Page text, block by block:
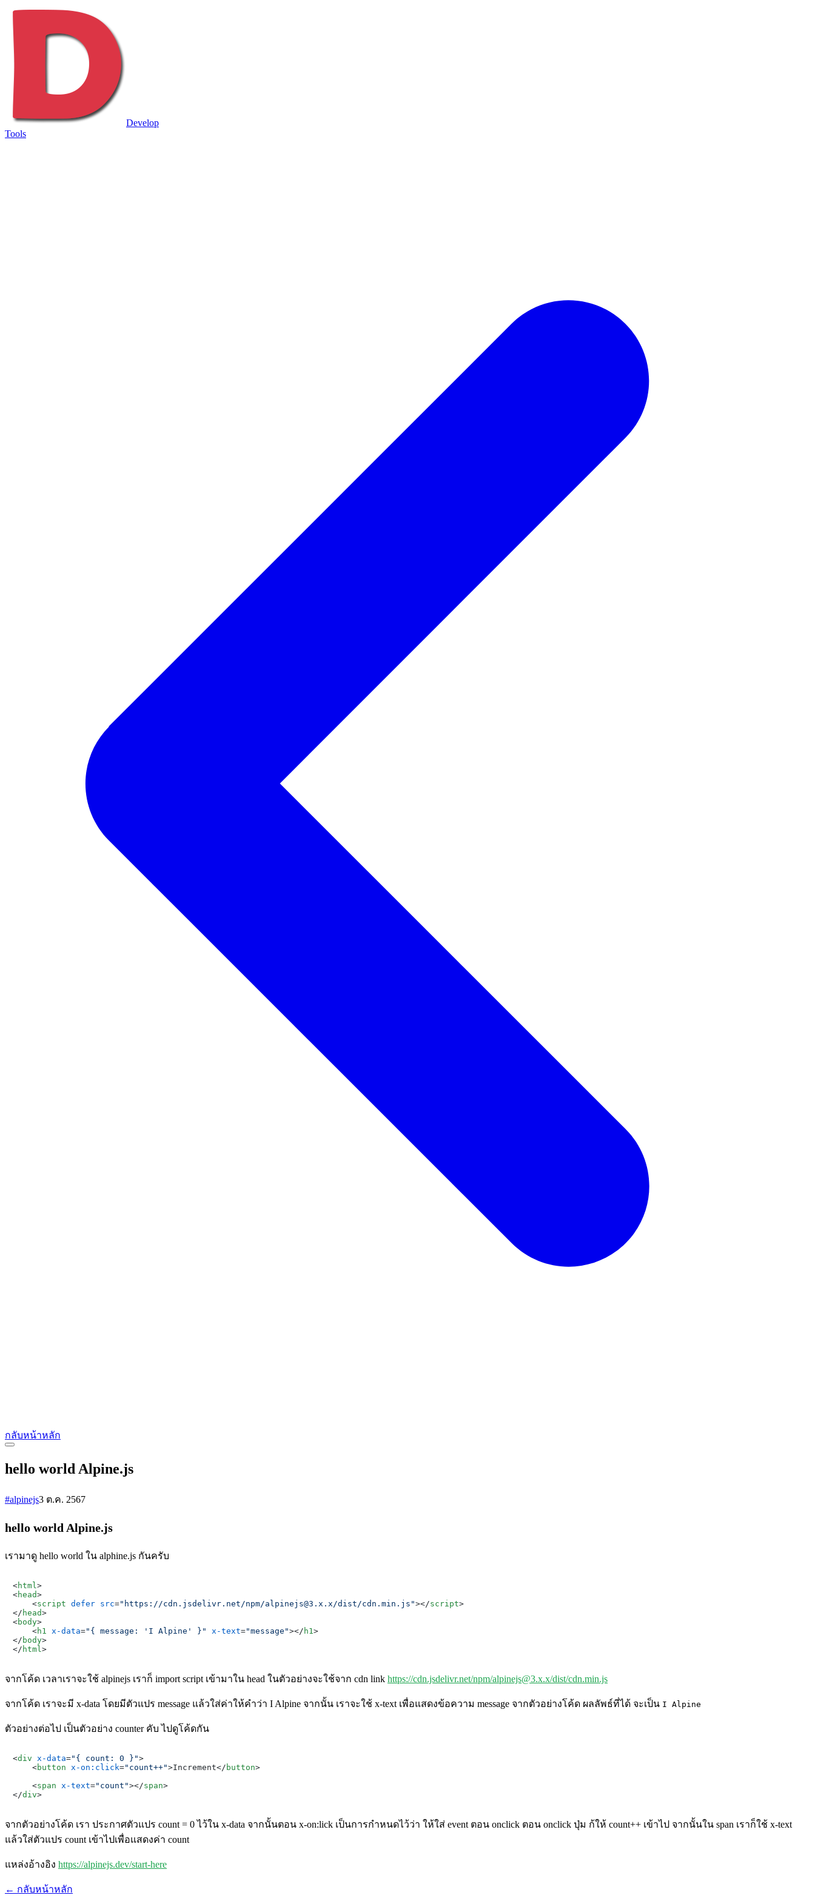
Develop
Tools
กลับหน้าหลัก
hello world Alpine.js
#alpinejs3 ต.ค. 2567
hello world Alpine.js
เรามาดู hello world ใน alphine.js กันครับ
<html >
<head>
<script defer src="https://cdn.jsdelivr.net/npm/alpinejs@3.x.x/dist/cdn.min.js"></script>
</ head>
<body>
<h1 x-data="{ message: 'I Alpine' }" x-text="message"></ h1 >
</ body>
</ html >
จากโค้ด เวลาเราจะใช้ alpinejs เราก็ import script เข้ามาใน head ในตัวอย่างจะใช้จาก cdn link https://cdn.jsdelivr.net/npm/alpinejs@3.x.x/dist/cdn.min.js
จากโค้ด เราจะมี x-data โดยมีตัวแปร message แล้วใส่ค่าให้คำว่า I Alpine จากนั้น เราจะใช้ x-text เพื่อแสดงข้อความ message จากตัวอย่างโค้ด ผลลัพธ์ที่ได้ จะเป็น I Alpine
ตัวอย่างต่อไป เป็นตัวอย่าง counter คับ ไปดูโค้ดกัน
<div x-data="{ count: 0 }">
<button x-on:click="count++">Increment</ button>
<span x-text="count"></span>
</div>
จากตัวอย่างโค้ด เรา ประกาศตัวแปร count = 0 ไว้ใน x-data จากนั้นตอน x-on:lick เป็นการกำหนดไว้ว่า ให้ใส่ event ตอน onclick ตอน onclick ปุ่ม ก้ให้ count++ เข้าไป จากนั้นใน span เราก็ใช้ x-text
แล้วใส่ตัวแปร count เข้าไปเพื่อแสดงค่า count
แหล่งอ้างอิง https://alpinejs.dev/start-here
← กลับหน้าหลัก